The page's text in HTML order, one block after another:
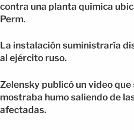
contra una planta química
Perm.
La instalación suministraría
al ejército ruso.
Zelensky publicó un video
mostraba humo saliendo de
afectadas.